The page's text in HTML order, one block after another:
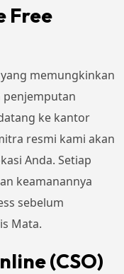
Free
memungkinkan
penjemputan
ke kantor
resmi kami akan
Anda. Setiap
keamanannya
sebelum
Mata.
(CSO)